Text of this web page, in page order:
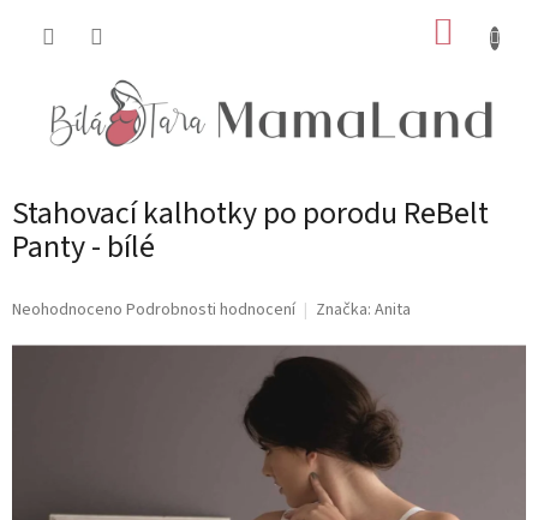
Stahovací kalhotky po porodu ReBelt
Panty - bílé
Průměrné
Neohodnoceno Podrobnosti hodnocení Značka: Anita